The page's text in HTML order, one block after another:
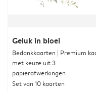
Geluk in bloei
Bedankkaarten | Premium
met keuze uit 3
papierafwerkingen
Set van 10 kaarten